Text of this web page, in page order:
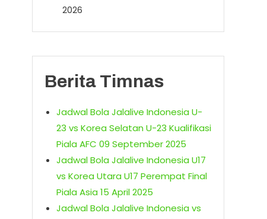
2026
Berita Timnas
Jadwal Bola Jalalive Indonesia U-
23 vs Korea Selatan U-23 Kualifikasi
Piala AFC 09 September 2025
Jadwal Bola Jalalive Indonesia U17
vs Korea Utara U17 Perempat Final
Piala Asia 15 April 2025
Jadwal Bola Jalalive Indonesia vs